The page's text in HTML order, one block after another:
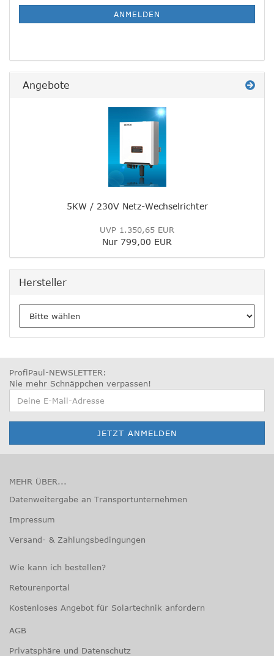
ANMELDEN
Angebote
5KW / 230V Netz-Wechselrichter
UVP 1.350,65 EUR
Nur 799,00 EUR
Hersteller
ProfiPaul-NEWSLETTER:
Nie mehr Schnäppchen verpassen!
MEHR ÜBER...
Datenweitergabe an Transportunternehmen
Impressum
Versand- & Zahlungsbedingungen
Wie kann ich bestellen?
Retourenportal
Kostenloses Angebot für Solartechnik anfordern
AGB
Privatsphäre und Datenschutz